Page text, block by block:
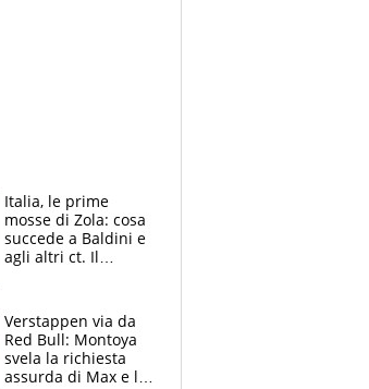
Italia, le prime
mosse di Zola: cosa
succede a Baldini e
agli altri ct. Il
azzurri
Verstappen via da
Red Bull: Montoya
svela la richiesta
assurda di Max e lo